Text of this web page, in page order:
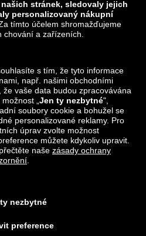
zalando-lounge.hr
zalando-lounge.ee
zalando-lounge.no
cenou